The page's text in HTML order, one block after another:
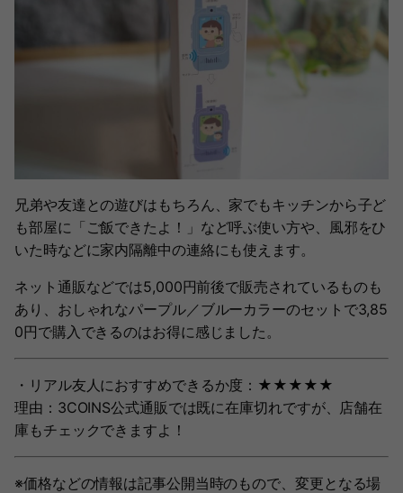
兄弟や友達との遊びはもちろん、家でもキッチンから子ど
も部屋に「ご飯できたよ！」など呼ぶ使い方や、風邪をひ
いた時などに家内隔離中の連絡にも使えます。
ネット通販などでは5,000円前後で販売されているものも
あり、おしゃれなパープル／ブルーカラーのセットで3,85
0円で購入できるのはお得に感じました。
・リアル友人におすすめできるか度：★★★★★
理由：3COINS公式通販では既に在庫切れですが、店舗在
庫もチェックできますよ！
※価格などの情報は記事公開当時のもので、変更となる場